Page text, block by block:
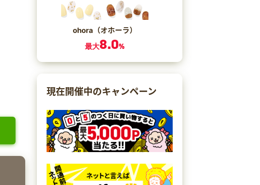
ohora（オホーラ）
最大8.0%
現在開催中のキャンペーン